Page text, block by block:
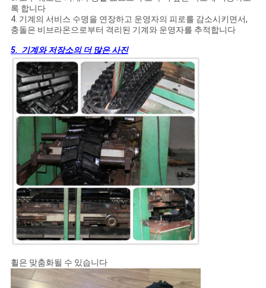
록 합니다
4. 기계의 서비스 수명을 연장하고 운영자의 피로를 감소시키면서,
충돌은 비브라온으로부터 격리된 기계와 운영자를 추적합니다
5. 기계와 저장소의 더 많은 사진
휠은 맞춤화될 수 있습니다